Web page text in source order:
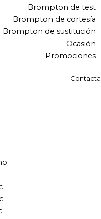
Brompton de test
Brompton de cortesía
Brompton de sustitución
Ocasión
Promociones
Contacta